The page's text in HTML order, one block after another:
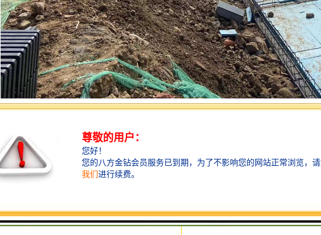
随着环境的不断恶化和人类对自然的污染，清洁水源越来越少，水资源普遍短缺。然而
如何科学、有效地对其进行收集和利用，就显得尤为重要。利用雨水和控制雨水的好处：
1、减少城市积水。
3、缩小雨水管网管径，降低污水处理投资。